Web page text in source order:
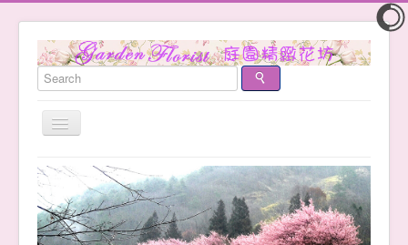
切
覽
首頁
品牌故事
客服中心
訂購需知